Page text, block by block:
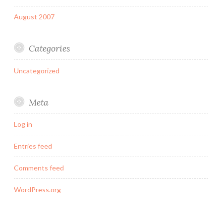
August 2007
Categories
Uncategorized
Meta
Log in
Entries feed
Comments feed
WordPress.org